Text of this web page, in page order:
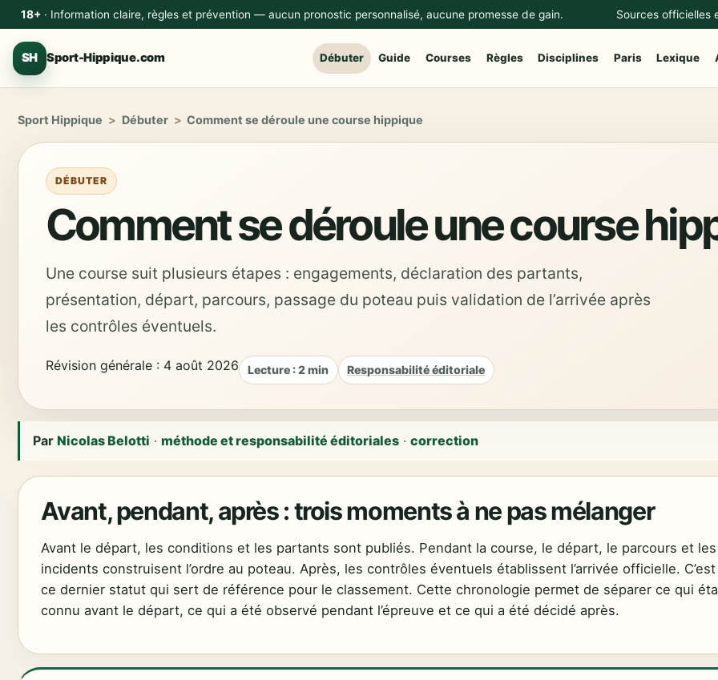
18+· Information claire, règles et prévention — aucun pronostic personnalisé, aucune promesse de gain. Sources officielles
SH Sport-Hippique.com Débuter Guide Courses Règles Disciplines Paris Lexique
Sport Hippique > Débuter > Comment se déroule une course hippique
DÉBUTER
Comment se déroule une course
Une course suit plusieurs étapes : engagements, déclaration des partants,
présentation, départ, parcours, passage du poteau puis validation de l’arrivée après
les contrôles éventuels.
Révision générale : 4 août 2026 Lecture : 2 min Responsabilité éditoriale
ParNicolas Belotti ·méthode et responsabilité éditoriales ·correction
Avant, pendant, après : trois moments à ne pas mélanger
Avant le départ, les conditions et les partants sont publiés. Pendant la course, le départ, le parcours et les
incidents construisent l’ordre au poteau. Après, les contrôles éventuels établissent l’arrivée officielle. C’est
ce dernier statut qui sert de référence pour le classement. Cette chronologie permet de séparer ce qui
connu avant le départ, ce qui a été observé pendant l’épreuve et ce qui a été décidé après.